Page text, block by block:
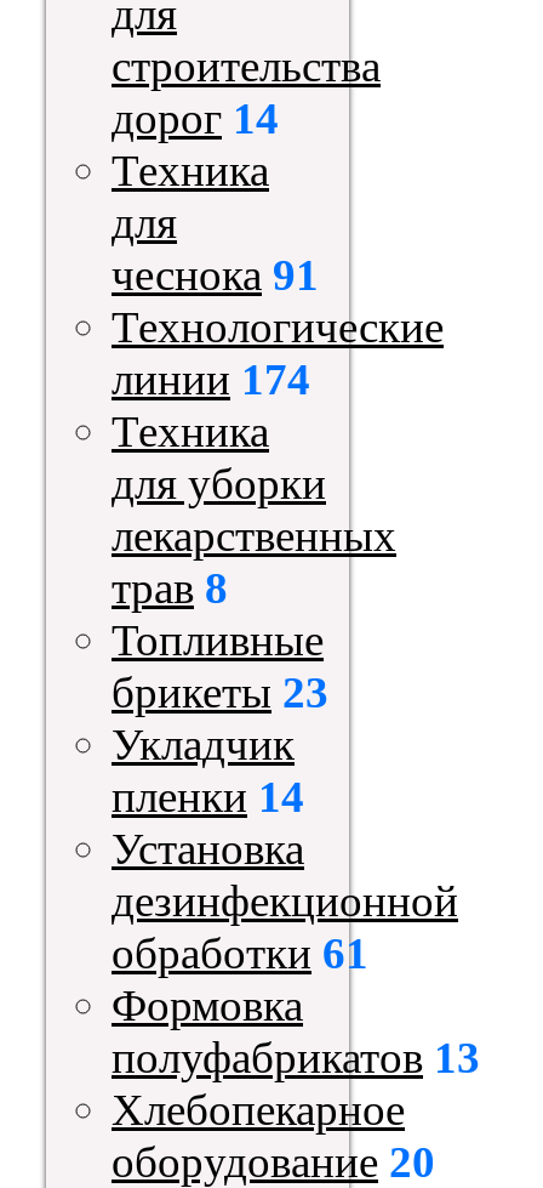
для
строительства
дорог 14
Техника
для
чеснока 91
Технологические
линии 174
Техника
для уборки
лекарственных
трав 8
Топливные
брикеты 23
Укладчик
пленки 14
Установка
дезинфекционной
обработки 61
Формовка
полуфабрикатов 13
Хлебопекарное
оборудование 20